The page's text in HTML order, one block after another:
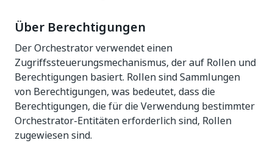
Über Berechtigungen
Der Orchestrator verwendet einen
Zugriffssteuerungsmechanismus, der auf Rollen und
Berechtigungen basiert. Rollen sind Sammlungen
von Berechtigungen, was bedeutet, dass die
Berechtigungen, die für die Verwendung bestimmter
Orchestrator-Entitäten erforderlich sind, Rollen
zugewiesen sind.